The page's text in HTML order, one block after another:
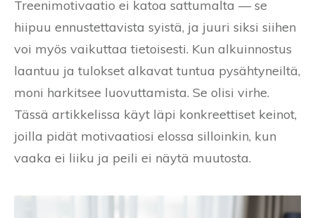
Treenimotivaatio ei katoa sattumalta — se
hiipuu ennustettavista syistä, ja juuri siksi siihen
voi myös vaikuttaa tietoisesti. Kun alkuinnostus
laantuu ja tulokset alkavat tuntua pysähtyneiltä,
moni harkitsee luovuttamista. Se olisi virhe.
Tässä artikkelissa käyt läpi konkreettiset keinot,
joilla pidät motivaatiosi elossa silloinkin, kun
vaaka ei liiku ja peili ei näytä muutosta.